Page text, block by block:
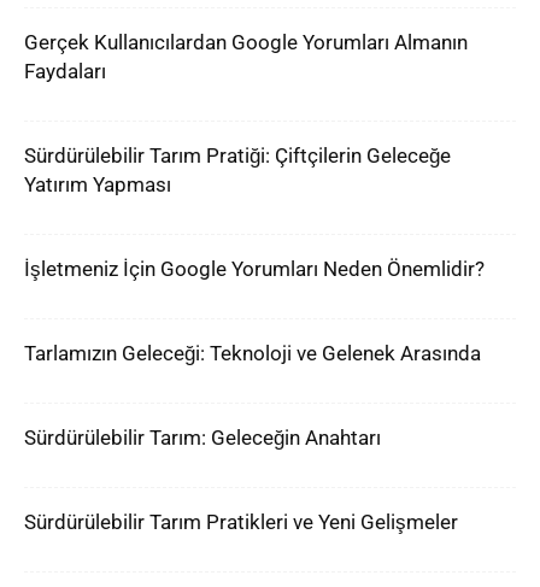
Gerçek Kullanıcılardan Google Yorumları Almanın
Faydaları
Sürdürülebilir Tarım Pratiği: Çiftçilerin Geleceğe
Yatırım Yapması
İşletmeniz İçin Google Yorumları Neden Önemlidir?
Tarlamızın Geleceği: Teknoloji ve Gelenek Arasında
Sürdürülebilir Tarım: Geleceğin Anahtarı
Sürdürülebilir Tarım Pratikleri ve Yeni Gelişmeler